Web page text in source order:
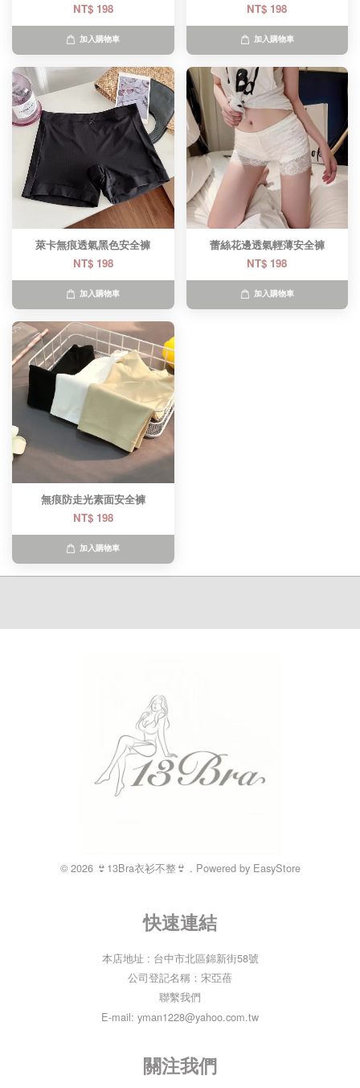
NT$ 198
加入購物車
NT$ 198
加入購物車
萊卡無痕透氣黑色安全褲
NT$ 198
加入購物車
蕾絲花邊透氣輕薄安全褲
NT$ 198
加入購物車
無痕防走光素面安全褲
NT$ 198
加入購物車
© 2026 👙13Bra衣衫不整👙 . Powered by EasyStore
快速連結
本店地址 : 台中市北區錦新街58號
公司登記名稱：宋亞蓓
聯繫我們
E-mail: yman1228@yahoo.com.tw
關注我們